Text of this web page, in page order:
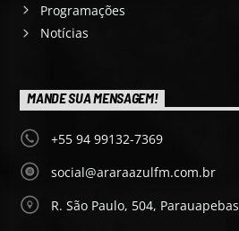
Programações
Notícias
MANDE SUA MENSAGEM!
+55 94 99132-7369
social@araraazulfm.com.br
R. São Paulo, 504, Parauapebas